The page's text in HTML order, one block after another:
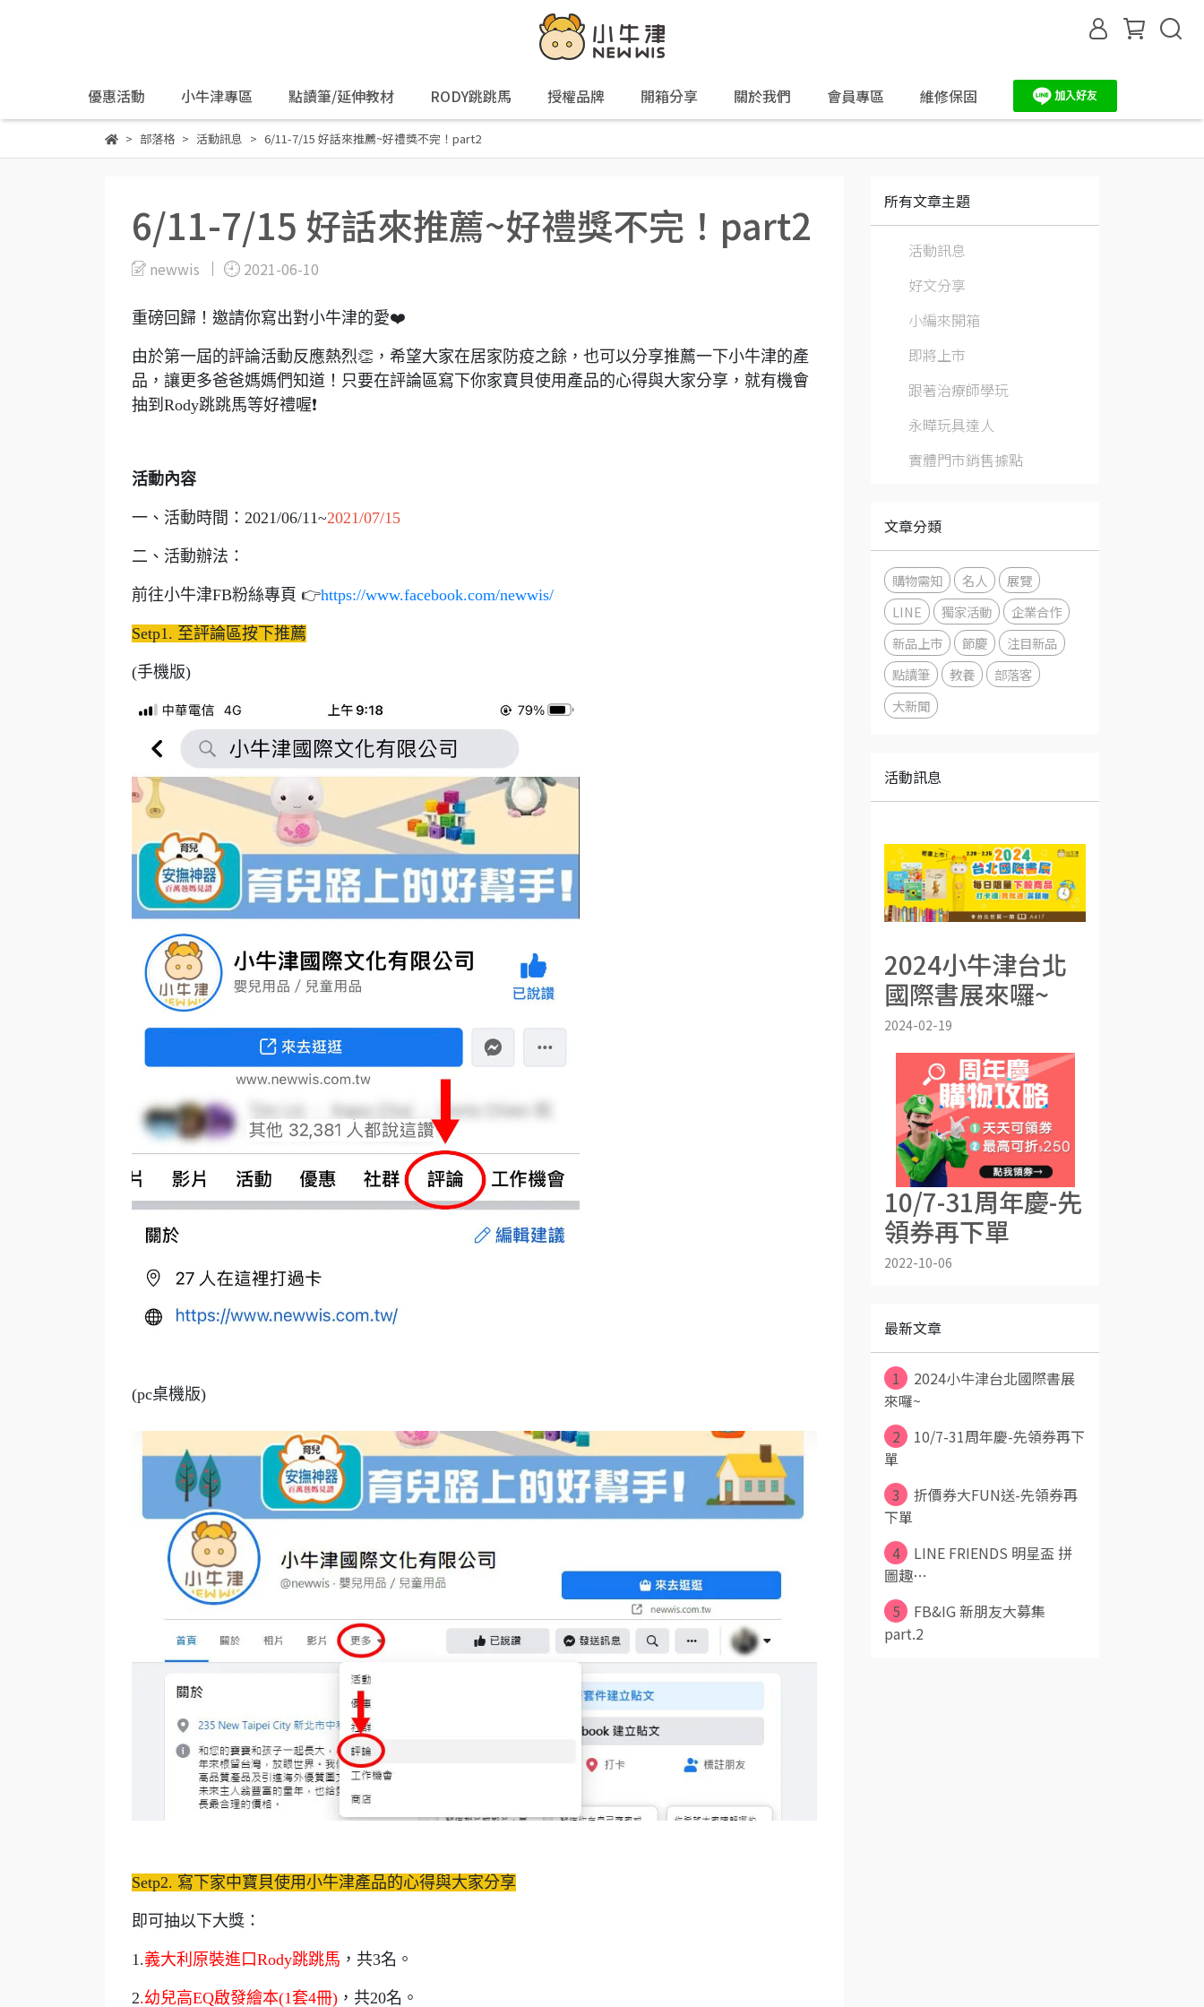
優惠活動 小牛津專區 點讀筆/延伸教材 RODY跳跳馬 授權品牌 開箱分享 關於我們 會員專區 維修保固
部落格 活動訊息 6/11-7/15 好話來推薦~好禮獎不完！part2
6/11-7/15 好話來推薦~好禮獎不完！part2
newwis 2021-06-10
重磅回歸！邀請你寫出對小牛津的愛❤️
由於第一屆的評論活動反應熱烈👏，希望大家在居家防疫之餘，也可以分享推薦一下小牛津的產
品，讓更多爸爸媽媽們知道！只要在評論區寫下你家寶貝使用產品的心得與大家分享，就有機會
抽到Rody跳跳馬等好禮喔❗
活動內容
一、活動時間：2021/06/11~2021/07/15
二、活動辦法：
前往小牛津FB粉絲專頁 👉https://www.facebook.com/newwis/
Setp1. 至評論區按下推薦
(手機版)
(pc桌機版)
Setp2. 寫下家中寶貝使用小牛津產品的心得與大家分享
即可抽以下大獎：
1.義大利原裝進口Rody跳跳馬 ，共3名。
2.幼兒高EQ啟發繪本(1套4冊) ，共20名。
所有文章主題
活動訊息
好文分享
小編來開箱
即將上市
跟著治療師學玩
永曄玩具達人
實體門市銷售據點
文章分類
購物需知 名人
展覽
LINE
獨家活動
企業合作
新品上市
節慶
注目新品
點讀筆
教養
部落客
大新聞
活動訊息
2024小牛津台北
國際書展來囉~
2024-02-19
10/7-31周年慶-先
領券再下單
2022-10-06
最新文章
1
2024小牛津台北國際書展
來囉~
2
10/7-31周年慶-先領券再下
單
3
折價券大FUN送-先領券再
下單
4
LINE FRIENDS 明星盃 拼
圖趣⋯
5
FB&IG 新朋友大募集
part.2